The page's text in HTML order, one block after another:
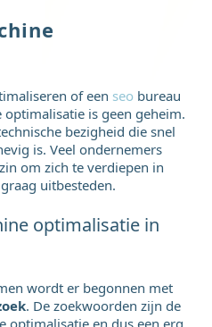
of een seo bureau
optimalisatie is geen geheim.
bezigheid die snel
is. Veel ondernemers
om zich te verdiepen in
uitbesteden.
optimalisatie in
wordt er begonnen met
. De zoekwoorden zijn de
optimalisatie en dus een erg